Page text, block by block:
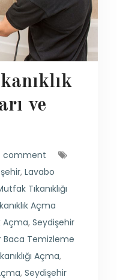
ve
comment
, Lavabo
Tıkanıklığı
Açma
Açma, Seydişehir
Baca Temizleme
Açma,
, Seydişehir